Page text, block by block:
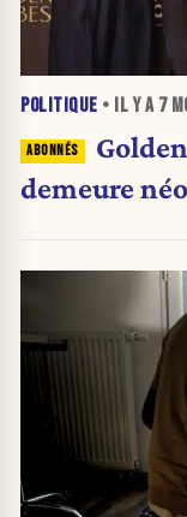
POLITIQUE • IL Y A 7
demeure